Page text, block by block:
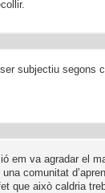
subjectiu segons
em va agradar el
comunitat
que això caldria